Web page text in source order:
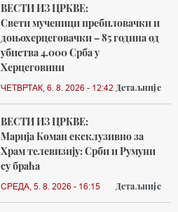
ВЕСТИ ИЗ ЦРКВЕ:
Свети мученици пребиловачки и
доњохерцеговачки – 85 година од
убиства 4.000 Срба у
Херцеговини
ЧЕТВРТАК, 6. 8. 2026 - 12:42 Детаљније
ВЕСТИ ИЗ ЦРКВЕ:
Марија Коман ексклузивно за
Храм телевизију: Срби и Румуни
су браћа
СРЕДА, 5. 8. 2026 - 16:15 Детаљније